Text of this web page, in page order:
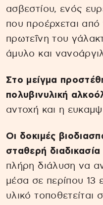
ασβεστίου, ενός
που προέρχεται από
πρωτεΐνη του
άμυλο και
Στο μείγμα
πολυβινυλική
αντοχή και η
Οι δοκιμές
σταθερή
πλήρη διάλυση να
μέσα σε περίπου 13
υλικό τοποθετείται